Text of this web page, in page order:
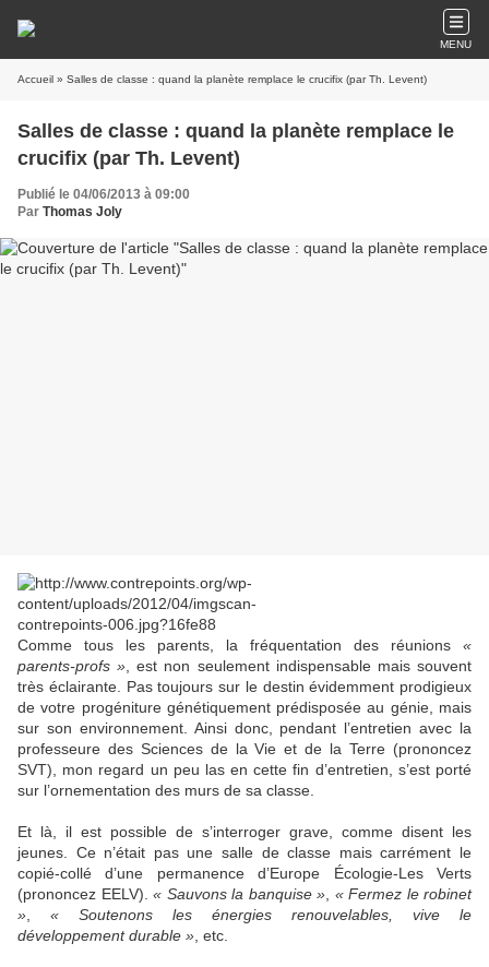
MENU
Accueil » Salles de classe : quand la planète remplace le crucifix (par Th. Levent)
Salles de classe : quand la planète remplace le
crucifix (par Th. Levent)
Publié le 04/06/2013 à 09:00
Par Thomas Joly
Comme tous les parents, la fréquentation des réunions «
parents-profs » , est non seulement indispensable mais souvent
très éclairante. Pas toujours sur le destin évidemment prodigieux
de votre progéniture génétiquement prédisposée au génie, mais
sur son environnement. Ainsi donc, pendant l’entretien avec la
professeure des Sciences de la Vie et de la Terre (prononcez
SVT), mon regard un peu las en cette fin d’entretien, s’est porté
sur l’ornementation des murs de sa classe.
Et là, il est possible de s’interroger grave, comme disent les
jeunes. Ce n’était pas une salle de classe mais carrément le
copié-collé d’une permanence d’Europe Écologie-Les Verts
(prononcez EELV). « Sauvons la banquise » « Fermez le robinet
»
« Soutenons les énergies renouvelables, vive le
développement durable » , etc.